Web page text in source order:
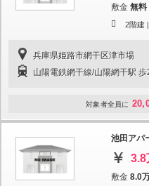
敷金 無料
2階建 |
兵庫県姫路市網干区津市場
山陽電鉄網干線/山陽網干駅
対象者全員に
池田ア
3.8
敷金 8.0